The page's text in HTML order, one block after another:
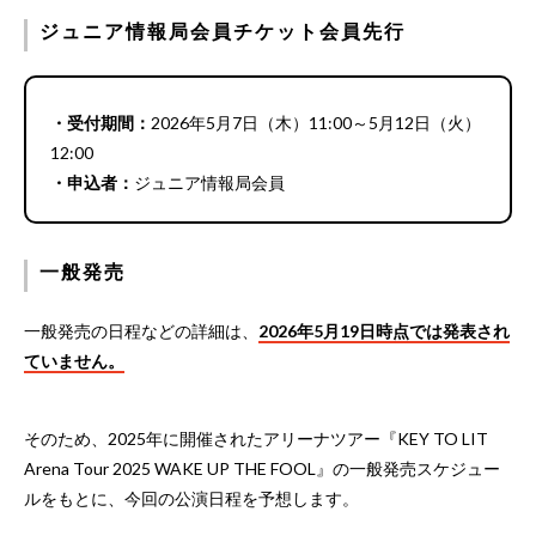
ジュニア情報局会員チケット会員先行
・受付期間： 2026年5月7日（木）11:00～5月12日（火）
12:00
・申込者： ジュニア情報局会員
一般発売
一般発売の日程などの詳細は、 2026年5月19日時点では発表され
ていません。
そのため、2025年に開催されたアリーナツアー『KEY TO LIT
Arena Tour 2025 WAKE UP THE FOOL』の一般発売スケジュー
ルをもとに、今回の公演日程を予想します。